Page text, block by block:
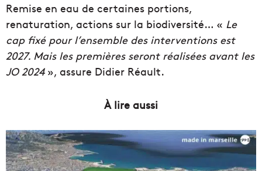
Remise en eau de certaines portions,
renaturation, actions sur la biodiversité… « Le
cap fixé pour l’ensemble des interventions est
2027. Mais les premières seront réalisées avant les
JO 2024», assure Didier Réault.
À lire aussi